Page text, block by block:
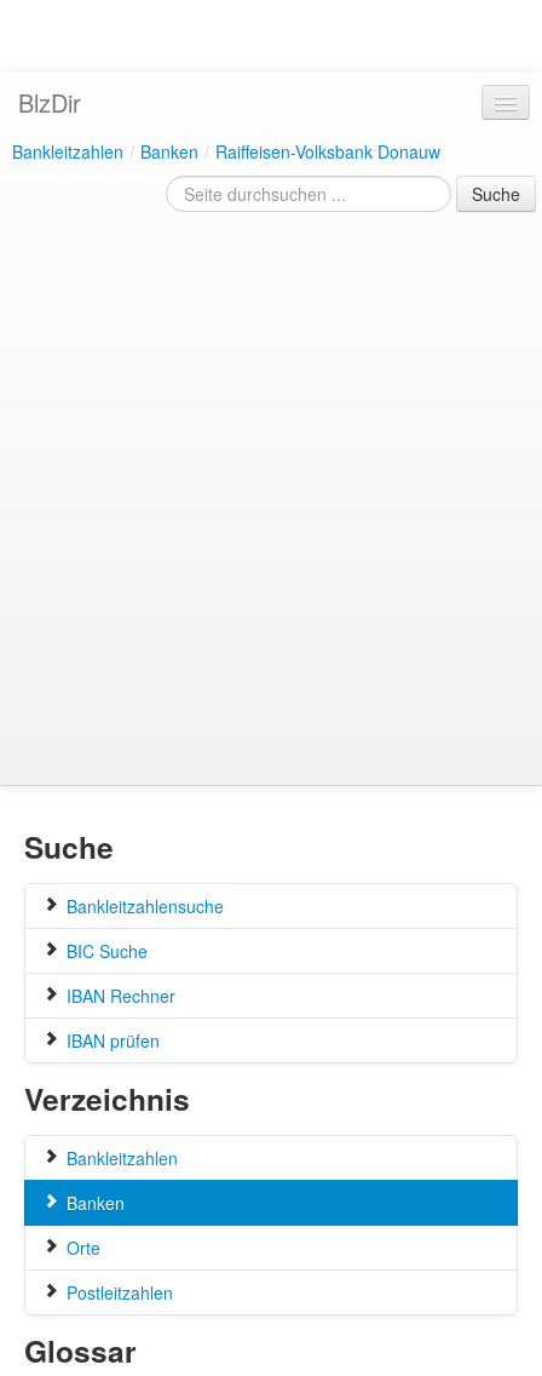
BlzDir
Bankleitzahlen / Banken / Raiffeisen-Volksbank Donauw
Suche
Suche
Bankleitzahlensuche
BIC Suche
IBAN Rechner
IBAN prüfen
Verzeichnis
Bankleitzahlen
Banken
Orte
Postleitzahlen
Glossar